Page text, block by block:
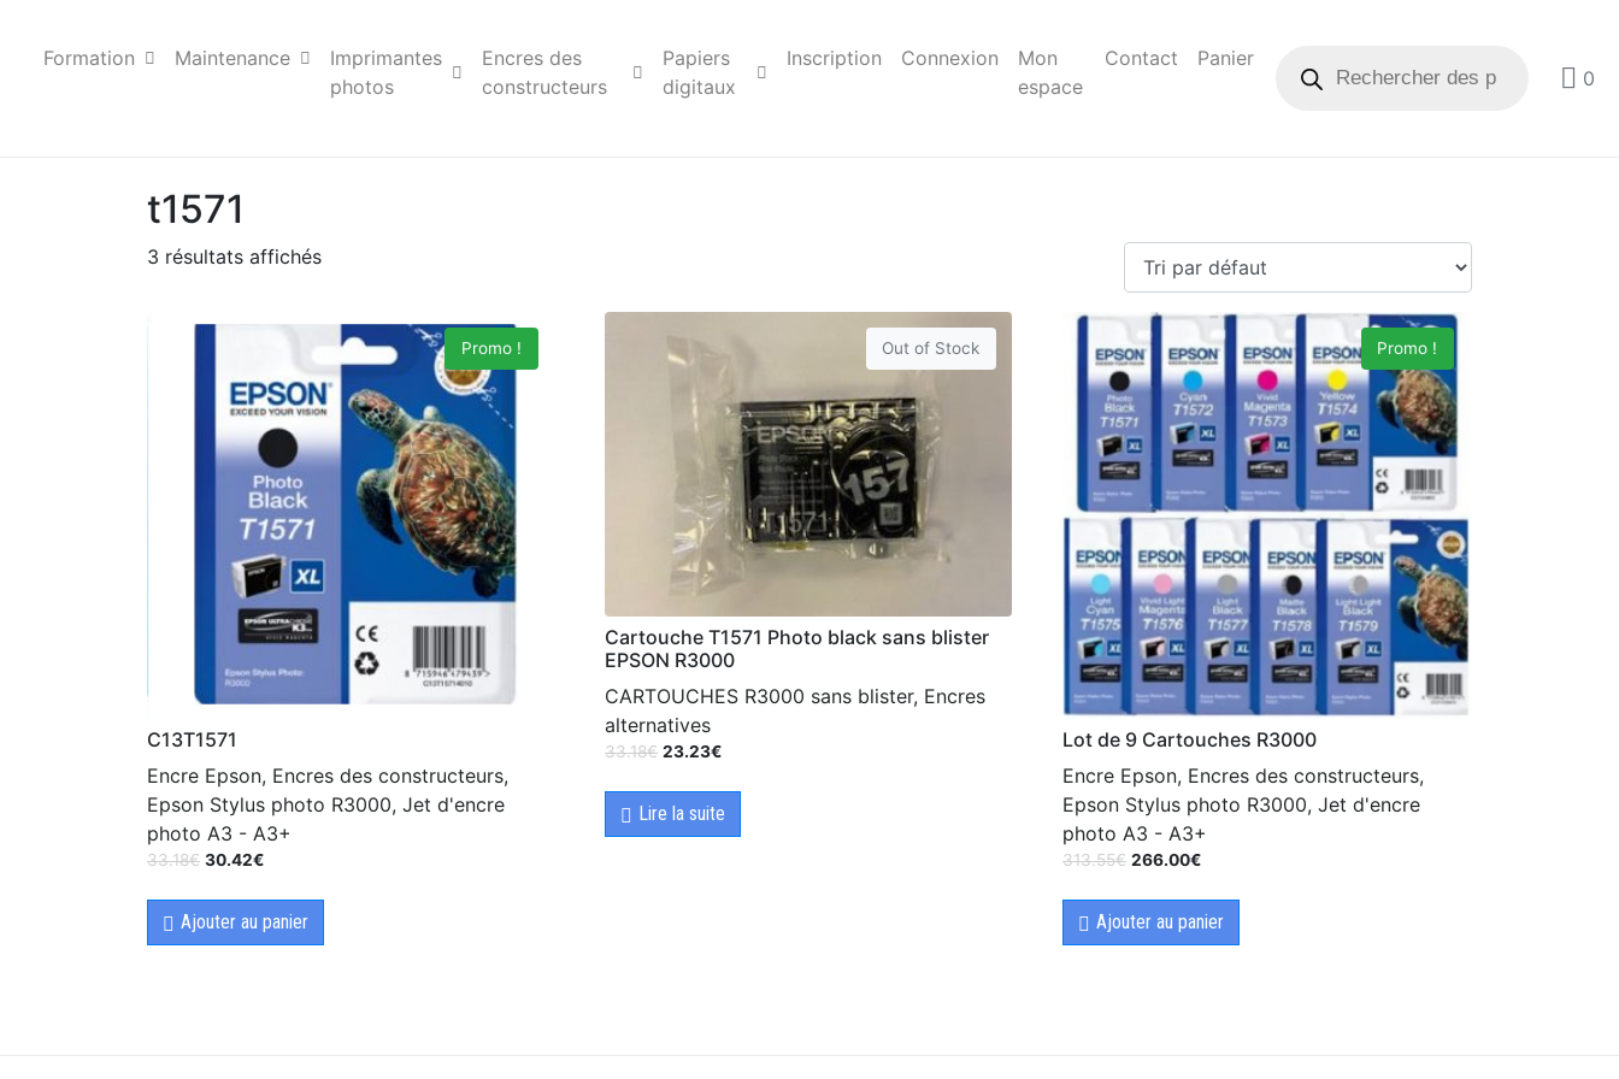
Formation Maintenance
Imprimantes
photos
Encres des
constructeurs
Papiers
digitaux
Inscription Connexion
Mon
espace
Contact
Panier
0
t1571
3 résultats affichés
Promo !
C13T1571
Encre Epson, Encres des constructeurs,
Epson Stylus photo R3000, Jet d'encre
photo A3 - A3+
33.18€ 30.42€
Ajouter au panier
Out of Stock
Cartouche T1571 Photo black sans blister
EPSON R3000
CARTOUCHES R3000 sans blister, Encres
alternatives
33.18€ 23.23€
Lire la suite
Promo !
Lot de 9 Cartouches R3000
Encre Epson, Encres des constructeurs,
Epson Stylus photo R3000, Jet d'encre
photo A3 - A3+
313.55€ 266.00€
Ajouter au panier